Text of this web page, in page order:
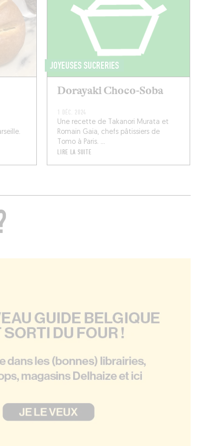
JOYEUSES SUCRERIES
Dorayaki Choco-Soba
1 DÉC. 2024
Une recette de Takanori Murata et
Romain Gaia, chefs pâtissiers de
Tomo à Paris. ...
LIRE LA SUITE